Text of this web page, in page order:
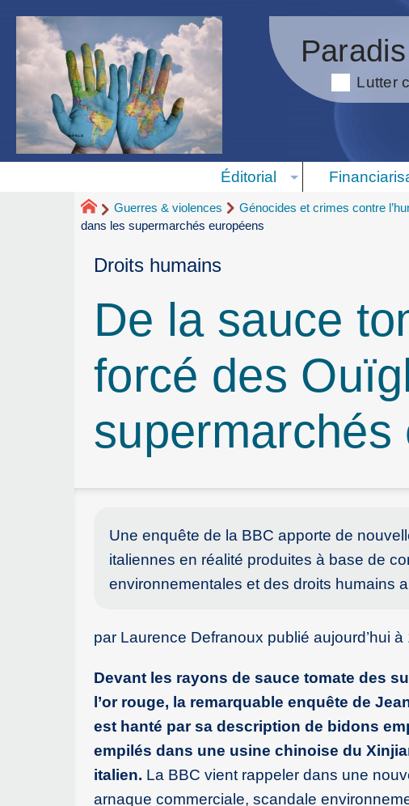
Lutter
Éditorial
Guerres & violences Génocides et crimes contre
dans les supermarchés européens
Droits humains
De la sauce
forcé des
supermarchés
Une enquête de la BBC apporte de
italiennes en réalité produites à base de
environnementales et des droits humains
par Laurence Defranoux publié aujourd’hui à
Devant les rayons de sauce tomate des
l’or rouge, la remarquable enquête de
est hanté par sa description de bidons
empilés dans une usine chinoise du
italien. La BBC vient rappeler dans une
arnaque commerciale, scandale